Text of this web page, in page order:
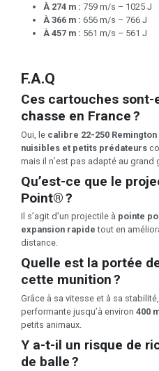
À 274 m : 759 m/s – 1025 J
À 366 m : 656 m/s – 766 J
À 457 m : 561 m/s – 561 J
F.A.Q
Ces cartouches
chasse en France ?
Oui, le calibre 22-250 Remington
nuisibles et petits prédateurs
mais il n’est pas adapté au grand
Qu’est-ce que le
Point® ?
Il s’agit d’un projectile à pointe
expansion rapide tout en
distance.
Quelle est la portée
cette munition ?
Grâce à sa vitesse et à sa
performante jusqu’à environ 400
petits animaux.
Y a-t-il un risque de
de balle ?